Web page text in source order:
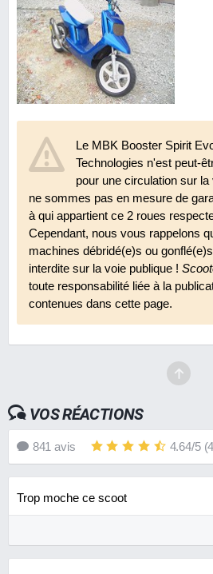
Le MBK Booster Spirit
Technologies n'est peut-
pour une circulation sur
ne sommes pas en mesure de
à qui appartient ce 2 roues
Cependant, nous vous rappelons
machines débridé(e)s ou
interdite sur la voie publique !
toute responsabilité liée à la
contenues dans cette page.
VOS RÉACTIONS
841 avis 4.64/5(
Trop moche ce scoot